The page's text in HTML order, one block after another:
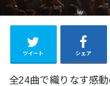
ツイート シェア
全24曲で織りなす感